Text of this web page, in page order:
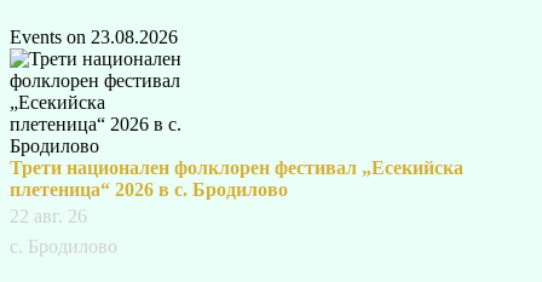
Events on 23.08.2026
Трети национален фолклорен фестивал „Есекийска
плетеница“ 2026 в с. Бродилово
22 авг. 26
с. Бродилово